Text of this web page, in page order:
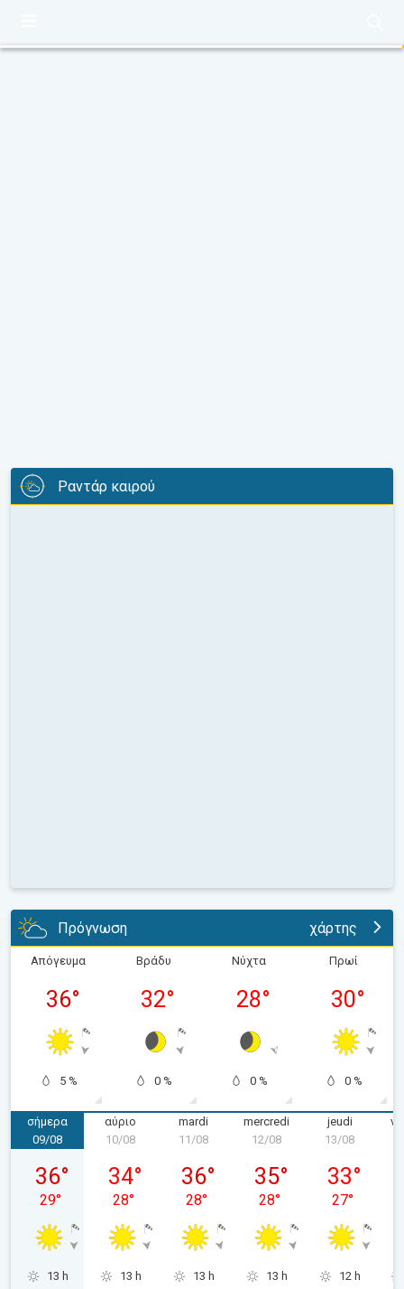
Ραντάρ καιρού
Πρόγνωση χάρτης
Απόγευμα
36°
5 %
Βράδυ
32°
0 %
Νύχτα
28°
0 %
Πρωί
30°
0 %
σήμερα
dimanche 09/08
09/08
36°
29°
13 h
αύριο
lundi 10/08
10/08
34°
28°
13 h
mardi
mardi 11/08
11/08
36°
28°
13 h
mercredi
mercredi 12/08
12/08
35°
28°
13 h
jeudi
jeudi 13/08
13/08
33°
27°
12 h